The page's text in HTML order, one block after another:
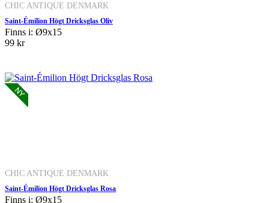
CHIC ANTIQUE DENMARK
Saint-Émilion Högt Dricksglas Oliv
Finns i: Ø9x15
99 kr
CHIC ANTIQUE DENMARK
Saint-Émilion Högt Dricksglas Rosa
Finns i: Ø9x15